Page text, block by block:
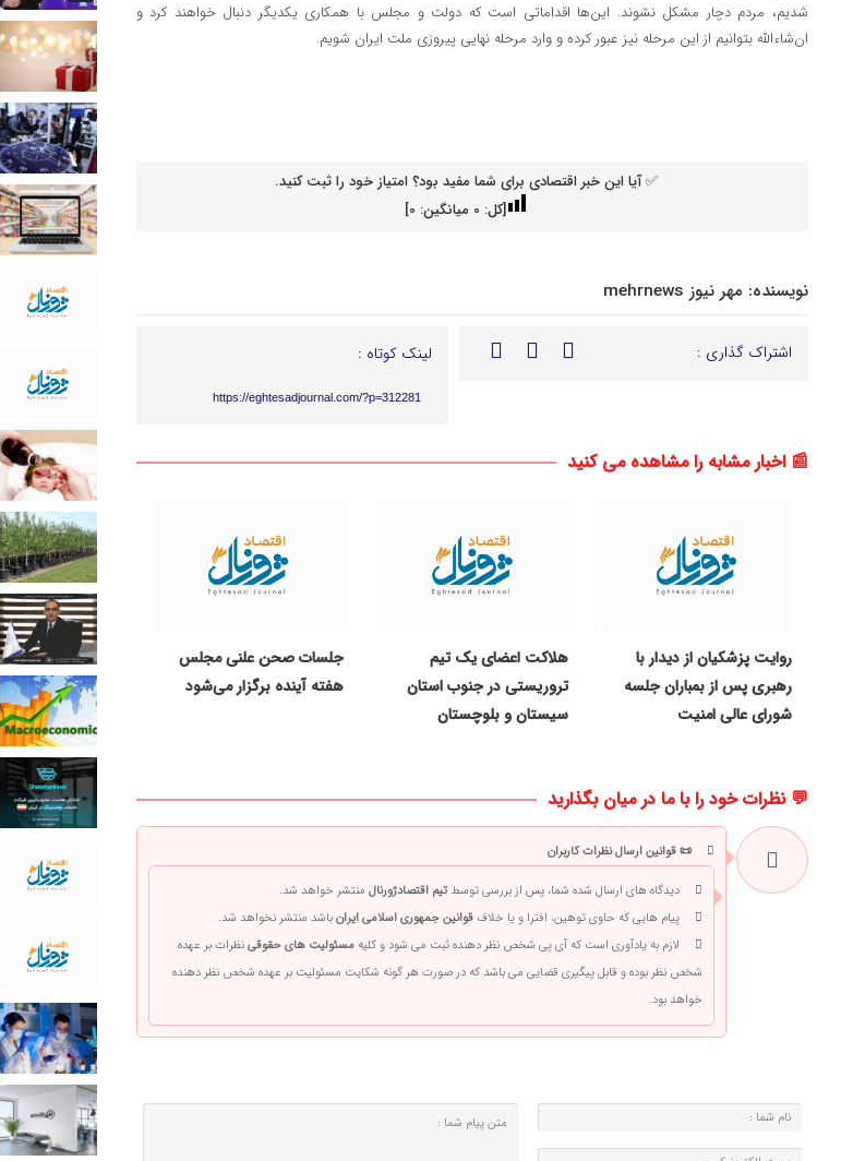
شدیم، مردم دچار مشکل نشوند. این‌ها اقداماتی است که دولت و مجلس با همکاری یکدیگر دنبال خواهند کرد و
ان‌شاءالله بتوانیم از این مرحله نیز عبور کرده و وارد مرحله نهایی پیروزی ملت ایران شویم.
✅ آیا این خبر اقتصادی برای شما مفید بود؟ امتیاز خود را ثبت کنید.
[کل: 0 میانگین: 0
]
نویسنده: مهر نیوز mehrnews
اشتراک گذاری : لینک کوتاه :
https://eghtesadjournal.com/?p=312281
📰 اخبار مشابه را مشاهده می کنید
روایت پزشکیان از دیدار با
رهبری پس از بمباران جلسه
شورای عالی امنیت
هلاکت اعضای یک تیم
تروریستی در جنوب استان
سیستان و بلوچستان
جلسات صحن علنی مجلس
هفته آینده برگزار می‌شود
💬 نظرات خود را با ما در میان بگذارید
📜 قوانین ارسال نظرات کاربران
دیدگاه های ارسال شده شما، پس از بررسی توسط تیم اقتصادژورنال منتشر خواهد شد.
پیام هایی که حاوی توهین، افترا و یا خلاف قوانین جمهوری اسلامی ایرانباشد منتشر نخواهد شد.
لازم به یادآوری است که آی پی شخص نظر دهنده ثبت می شود و کلیه مسئولیت های حقوقینظرات بر عهده
شخص نظر بوده و قابل پیگیری قضایی می باشد که در صورت هر گونه شکایت مسئولیت بر عهده شخص نظر دهنده
خواهد بود.